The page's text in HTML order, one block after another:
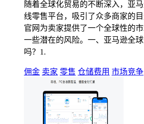
随着全球化贸易的不断深入，亚
线零售平台，吸引了众多商家的
官网为卖家提供了一个全球性的
一些潜在的风险。一、亚马逊全
吗？1.
佣金 卖家 零售 仓储费用 市场竞争